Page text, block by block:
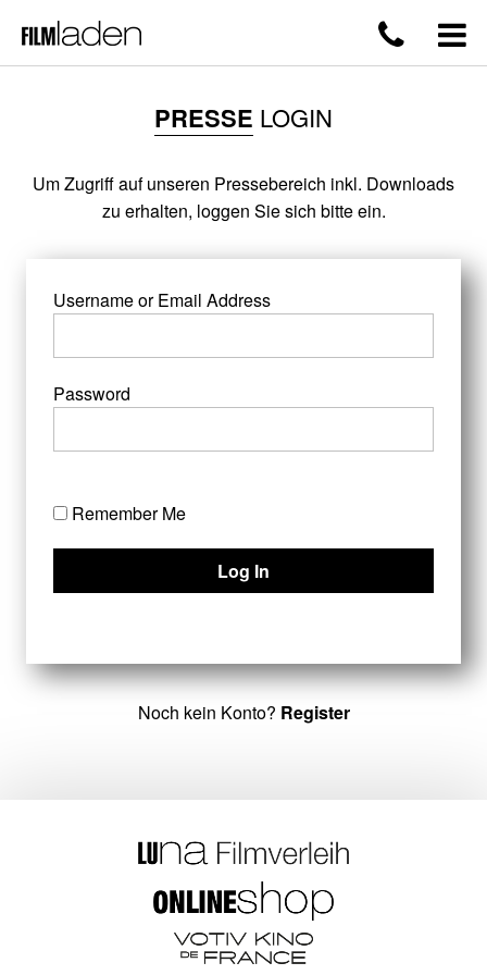
PRESSE LOGIN
Um Zugriff auf unseren Pressebereich inkl. Downloads
zu erhalten, loggen Sie sich bitte ein.
Username or Email Address
Password
Remember Me
Noch kein Konto? Register